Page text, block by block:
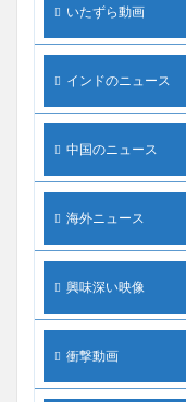
いたずら動画
インドのニュース
中国のニュース
海外ニュース
興味深い映像
衝撃動画